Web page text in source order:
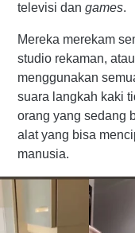
televisi dan games.
Mereka merekam
studio rekaman,
menggunakan
suara langkah kaki
orang yang sedang
alat yang bisa
manusia.